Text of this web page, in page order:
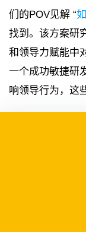
们的POV见解 “
找到。该方案研
和领导力赋能中
一个成功敏捷研
响领导行为，这